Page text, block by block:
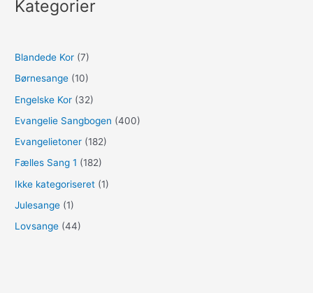
Kategorier
Blandede Kor (7)
Børnesange (10)
Engelske Kor (32)
Evangelie Sangbogen (400)
Evangelietoner (182)
Fælles Sang 1 (182)
Ikke kategoriseret (1)
Julesange (1)
Lovsange (44)